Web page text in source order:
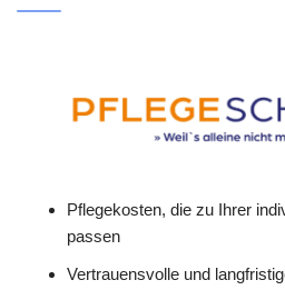
Pflegekosten, die zu Ihrer
passen
Vertrauensvolle und